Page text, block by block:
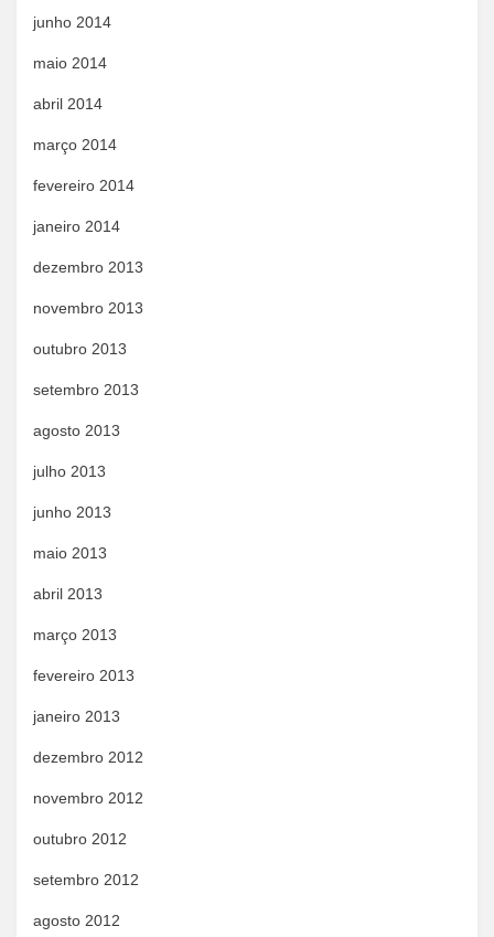
junho 2014
maio 2014
abril 2014
março 2014
fevereiro 2014
janeiro 2014
dezembro 2013
novembro 2013
outubro 2013
setembro 2013
agosto 2013
julho 2013
junho 2013
maio 2013
abril 2013
março 2013
fevereiro 2013
janeiro 2013
dezembro 2012
novembro 2012
outubro 2012
setembro 2012
agosto 2012